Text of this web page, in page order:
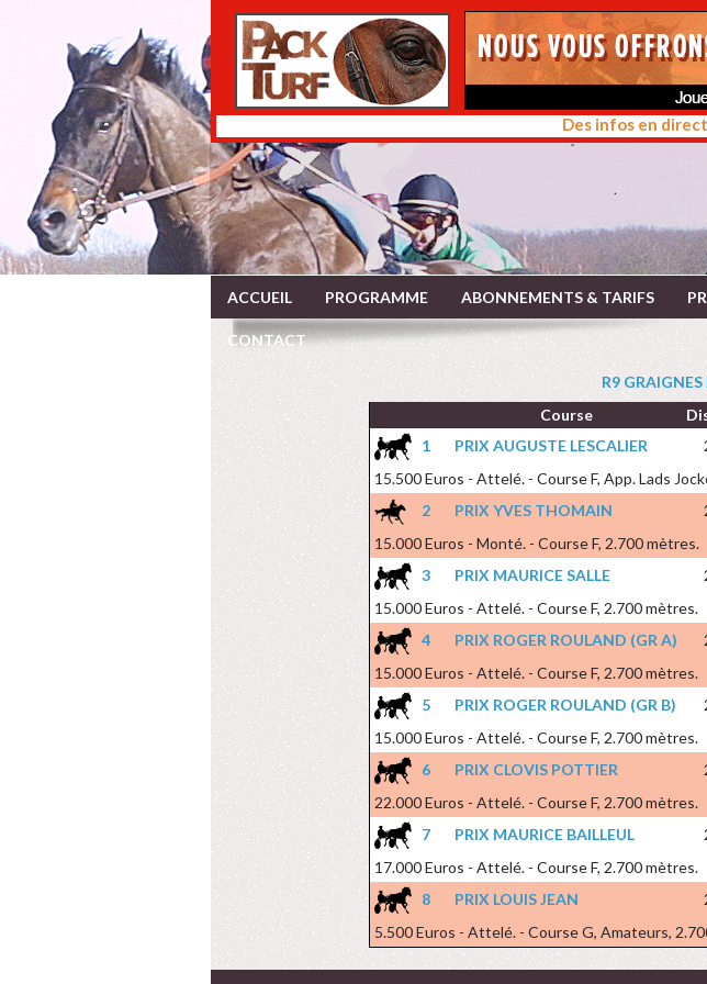
Des infos en
ACCUEIL PROGRAMME ABONNEMENTS & TARIFS
CONTACT
R9
Course
1
PRIX AUGUSTE LESCALIER
15.500 Euros - Attelé. - Course F, App. Lads
2
PRIX YVES THOMAIN
15.000 Euros - Monté. - Course F, 2.700 mètres.
3
PRIX MAURICE SALLE
15.000 Euros - Attelé. - Course F, 2.700 mètres.
4
PRIX ROGER ROULAND (GR A)
15.000 Euros - Attelé. - Course F, 2.700 mètres.
5
PRIX ROGER ROULAND (GR B)
15.000 Euros - Attelé. - Course F, 2.700 mètres.
6
PRIX CLOVIS POTTIER
22.000 Euros - Attelé. - Course F, 2.700 mètres.
7
PRIX MAURICE BAILLEUL
17.000 Euros - Attelé. - Course F, 2.700 mètres.
8
PRIX LOUIS JEAN
5.500 Euros - Attelé. - Course G, Amateurs,